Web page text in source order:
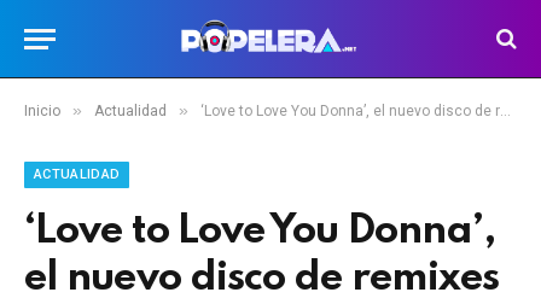
Inicio » Actualidad » ‘Love to Love You Donna’, el nuevo disco de remixes de Donna Summer
ACTUALIDAD
‘Love to Love You Donna’,
el nuevo disco de remixes